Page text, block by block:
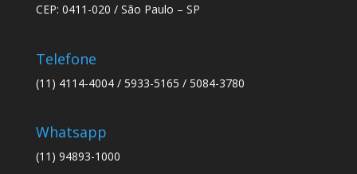
CEP: 0411-020 / São Paulo – SP
Telefone
(11) 4114-4004 / 5933-5165 / 5084-3780
Whatsapp
(11) 94893-1000